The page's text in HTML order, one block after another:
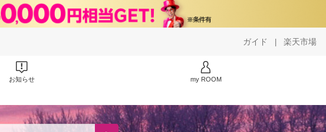
ガイド | 楽天市場
お知らせ my ROOM